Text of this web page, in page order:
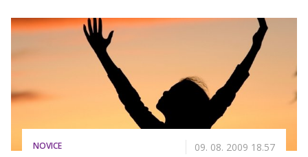
NOVICE 09. 08. 2009 18.57